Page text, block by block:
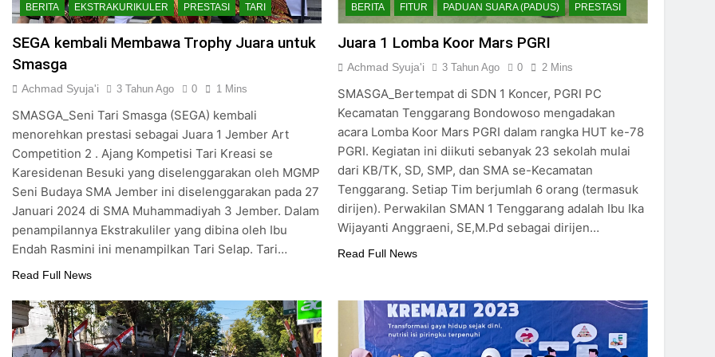
BERITA EKSTRAKURIKULER PRESTASI TARI
SEGA kembali Membawa Trophy Juara untuk
Smasga
Achmad Syuja'i 3 Tahun Ago 0 1 Mins
SMASGA_Seni Tari Smasga (SEGA) kembali
menorehkan prestasi sebagai Juara 1 Jember Art
Competition 2 . Ajang Kompetisi Tari Kreasi se
Karesidenan Besuki yang diselenggarakan oleh MGMP
Seni Budaya SMA Jember ini diselenggarakan pada 27
Januari 2024 di SMA Muhammadiyah 3 Jember. Dalam
penampilannya Ekstrakuliler yang dibina oleh Ibu
Endah Rasmini ini menampilkan Tari Selap. Tari…
Read Full News
BERITA FITUR PADUAN SUARA (PADUS) PRESTASI
Juara 1 Lomba Koor Mars PGRI
Achmad Syuja'i 3 Tahun Ago 0 2 Mins
SMASGA_Bertempat di SDN 1 Koncer, PGRI PC
Kecamatan Tenggarang Bondowoso mengadakan
acara Lomba Koor Mars PGRI dalam rangka HUT ke-78
PGRI. Kegiatan ini diikuti sebanyak 23 sekolah mulai
dari KB/TK, SD, SMP, dan SMA se-Kecamatan
Tenggarang. Setiap Tim berjumlah 6 orang (termasuk
dirijen). Perwakilan SMAN 1 Tenggarang adalah Ibu Ika
Wijayanti Anggraeni, SE,M.Pd sebagai dirijen…
Read Full News